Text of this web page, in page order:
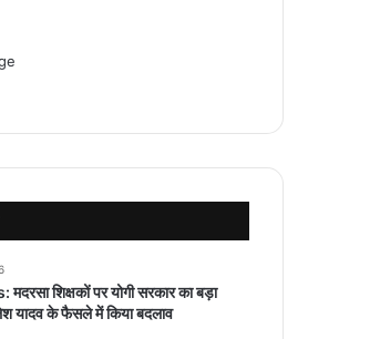
शिक्षकों पर योगी सरकार का बड़ा
यादव के फैसले में किया बदलाव